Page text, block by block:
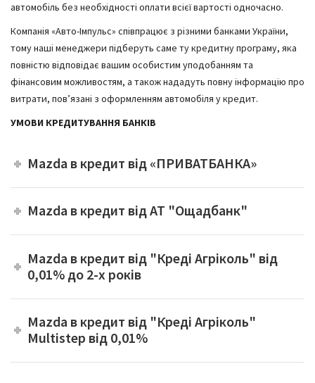
автомобіль без необхідності оплати всієї вартості одночасно.
Компанія «Авто-Імпульс» співпрацює з різними банками України,
тому наші менеджери підберуть саме ту кредитну програму, яка
повністю відповідає вашим особистим уподобанням та
фінансовим можливостям, а також нададуть повну інформацію про
витрати, пов’язані з оформленням автомобіля у кредит.
УМОВИ КРЕДИТУВАННЯ БАНКІВ
Mazda в кредит від «ПРИВАТБАНКА»
Mazda в кредит від АТ "Ощадбанк"
Mazda в кредит від "Креді Агріколь" від
0,01% до 2-х років
Mazda в кредит від "Креді Агріколь"
Multistep від 0,01%